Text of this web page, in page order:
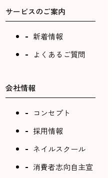
サービスのご案内
新着情報
よくあるご質問
会社情報
コンセプト
採用情報
ネイルスクール
消費者志向自主宣